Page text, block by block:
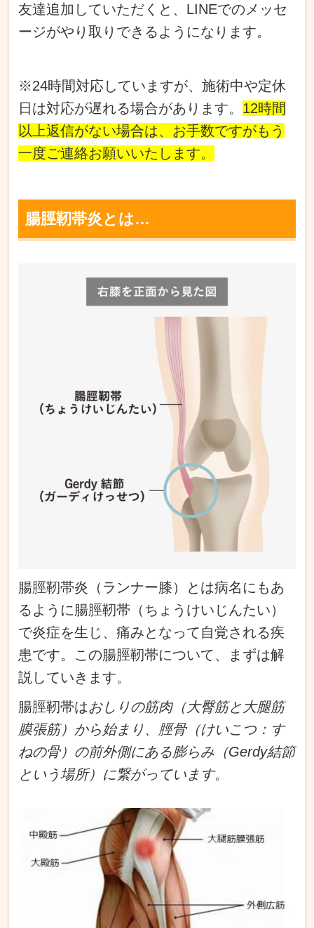
友達追加していただくと、LINEでのメッセ
ージがやり取りできるようになります。
※24時間対応していますが、施術中や定休
日は対応が遅れる場合があります。 12時間
以上返信がない場合は、お手数ですがもう
一度ご連絡お願いいたします。
腸脛靭帯炎とは…
腸脛靭帯炎（ランナー膝）とは病名にもあ
るように腸脛靭帯（ちょうけいじんたい）
で炎症を生じ、痛みとなって自覚される疾
患です。この腸脛靭帯について、まずは解
説していきます。
腸脛靭帯はおしりの筋肉（大臀筋と大腿筋
膜張筋）から始まり、脛骨（けいこつ：す
ねの骨）の前外側にある膨らみ（Gerdy結節
という場所）に繋がっています。